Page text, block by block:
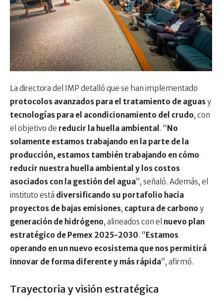
La directora del IMP detalló que se han implementado
protocolos avanzados para el tratamiento de aguasy
tecnologías para el acondicionamiento del crudo, con
el objetivo de reducir la huella ambiental . “ No
solamente estamos trabajando en la parte de la
producción, estamos también trabajando en cómo
reducir nuestra huella ambiental y los costos
asociados con la gestión del agua”, señaló. Además, el
instituto está diversificando su portafolio hacia
proyectos de bajas emisiones, captura de carbono y
generación de hidrógeno, alineados con el nuevo plan
estratégico de Pemex 2025-2030. “ Estamos
operando en un nuevo ecosistema que nos permitirá
innovar de forma diferente y más rápida”, afirmó.
Trayectoria y visión estratégica